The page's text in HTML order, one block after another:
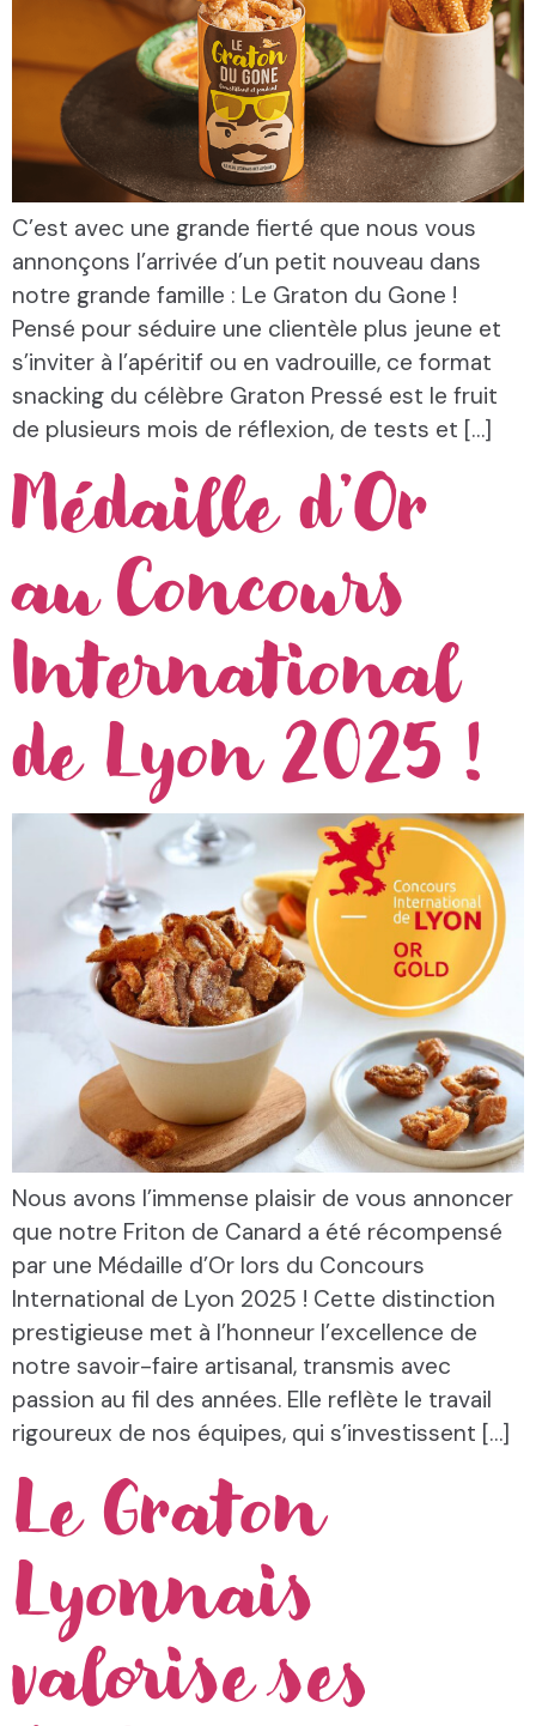
C’est avec une grande fierté que nous vous
annonçons l’arrivée d’un petit nouveau dans
notre grande famille : Le Graton du Gone !
Pensé pour séduire une clientèle plus jeune et
s’inviter à l’apéritif ou en vadrouille, ce format
snacking du célèbre Graton Pressé est le fruit
de plusieurs mois de réflexion, de tests et […]
Médaille d’Or
au Concours
International
de Lyon 2025 !
Nous avons l’immense plaisir de vous annoncer
que notre Friton de Canard a été récompensé
par une Médaille d’Or lors du Concours
International de Lyon 2025 ! Cette distinction
prestigieuse met à l’honneur l’excellence de
notre savoir-faire artisanal, transmis avec
passion au fil des années. Elle reflète le travail
rigoureux de nos équipes, qui s’investissent […]
Le Graton
Lyonnais
valorise ses